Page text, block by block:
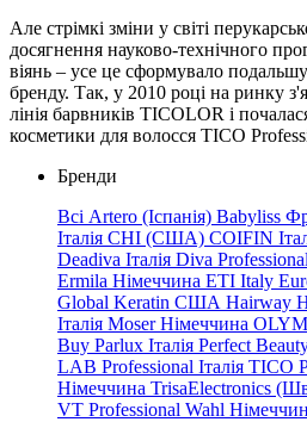
Але стрімкі зміни у світі
досягнення науково-технічного
віянь – усе це сформувало
бренду. Так, у 2010 році на ринку
лінія барвників TICOLOR і
косметики для волосся TICO
Бренди
Всі Artero (Іспанія) Babyliss
Італія CHI (США) COIFIN
Deadiva Італія Diva
Ermila Німеччина ETI Italy
Global Keratin США Hairway
Італія Moser Німеччина
Buy Parlux Італія Perfect
LAB Professional Італія TICO
Німеччина TrisaElectronics
VT Professional Wahl